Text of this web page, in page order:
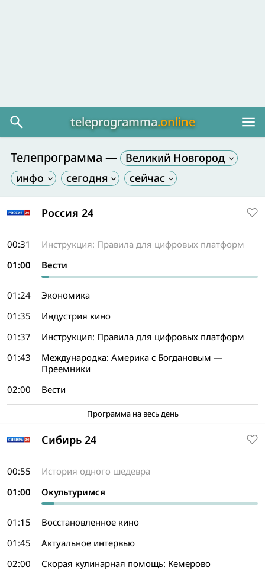
teleprogramma.online
Телепрограмма — Великий Новгород
Россия 24
00:31
Инструкция: Правила для цифровых платформ
01:00
Вести
01:24
Экономика
01:35
Индустрия кино
01:37
Инструкция: Правила для цифровых платформ
01:43
Международка: Америка с Богдановым —
Преемники
02:00
Вести
Программа на весь день
Сибирь 24
00:55
История одного шедевра
01:00
Окультуримся
01:15
Восстановленное кино
01:45
Актуальное интервью
02:00
Скорая кулинарная помощь: Кемерово